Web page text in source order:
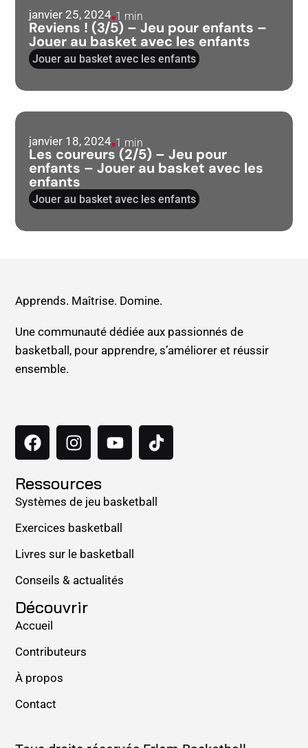
janvier 25, 2024 1 min
Reviens ! (3/5) – Jeu pour enfants –
Jouer au basket avec les enfants
Jouer au basket avec les enfants
janvier 18, 2024 1 min
Les coureurs (2/5) – Jeu pour
enfants – Jouer au basket avec les
enfants
Jouer au basket avec les enfants
Apprends. Maîtrise. Domine.
Une communauté dédiée aux passionnés de
basketball, pour apprendre, s’améliorer et réussir
ensemble.
Ressources
Systèmes de jeu basketball
Exercices basketball
Livres sur le basketball
Conseils & actualités
Découvrir
Accueil
Contributeurs
À propos
Contact